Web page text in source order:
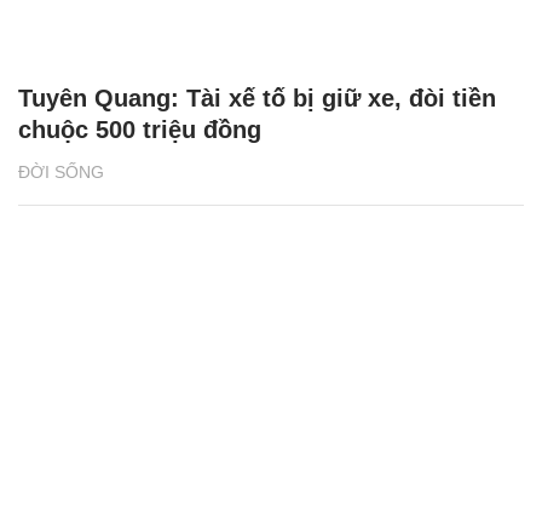
ĐỜI SỐNG
Tuyên Quang: Tài xế tố bị giữ xe, đòi tiền
chuộc 500 triệu đồng